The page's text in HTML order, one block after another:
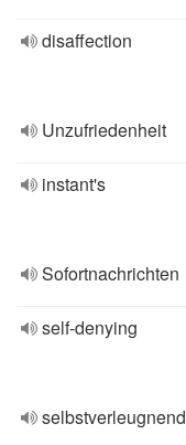
disaffection
Unzufriedenheit
instant's
Sofortnachrichten
self-denying
selbstverleugnend